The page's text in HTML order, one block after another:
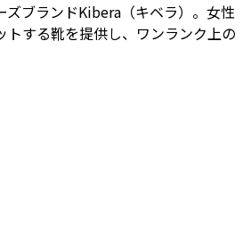
ズブランドKibera（キベラ）。女性
トする靴を提供し、ワンランク上の